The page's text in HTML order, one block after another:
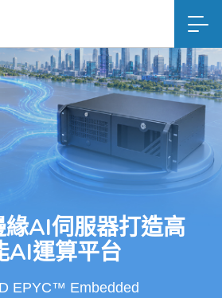
AI伺服器打造高
AI運算平台
EPYC™ Embedded